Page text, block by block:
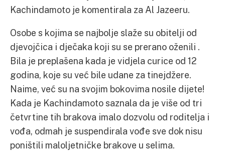
Kachindamoto je komentirala za Al Jazeeru.
Osobe s kojima se najbolje slaže su obitelji od
djevojčica i dječaka koji su se prerano oženili .
Bila je preplašena kada je vidjela curice od 12
godina, koje su već bile udane za tinejdžere.
Naime, već su na svojim bokovima nosile dijete!
Kada je Kachindamoto saznala da je više od tri
četvrtine tih brakova imalo dozvolu od roditelja i
vođa, odmah je suspendirala vođe sve dok nisu
poništili maloljetničke brakove u selima.